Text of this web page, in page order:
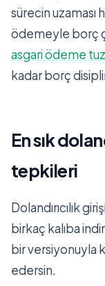
sürecin uzaması
ödemeyle borç
asgari ödeme
kadar borç
En sık
tepkileri
Dolandırıcılık
birkaç kalıba
bir versiyonuyla
edersin.